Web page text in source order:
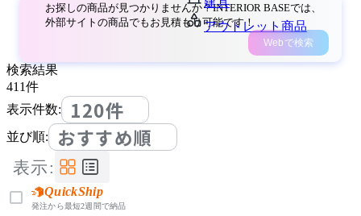
アウトレット商品
お探しの商品が見つかりませんか？INTERIOR BASEでは、
外部サイトの商品でもお見積もり可能です！
Webで検索
検索結果
411件
表示件数:
120件
並び順: おすすめ順
表示:
QuickShip
発注から最短2週間で納品